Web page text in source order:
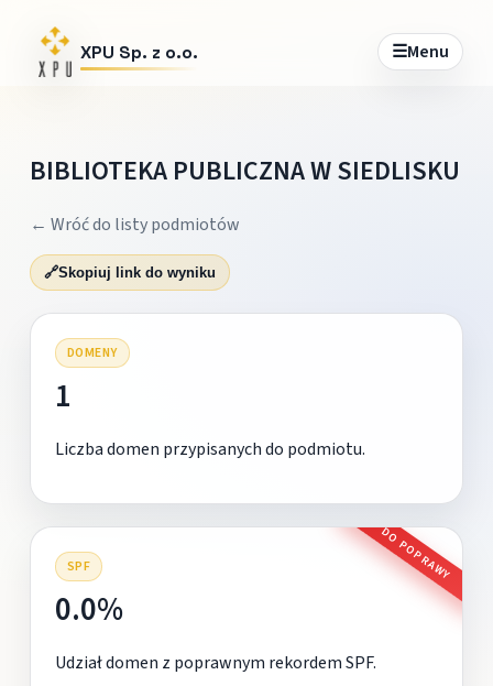
XPU Sp. z o.o. ☰Menu
BIBLIOTEKA PUBLICZNA W SIEDLISKU
← Wróć do listy podmiotów
🔗Skopiuj link do wyniku
DOMENY
1
Liczba domen przypisanych do podmiotu.
SPF DO POPRAWY
0.0%
Udział domen z poprawnym rekordem SPF.